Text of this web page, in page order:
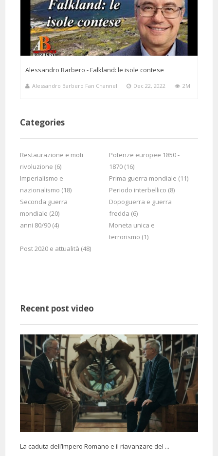
@sandrabi814Said: 5 Months 3 Days 2 Hours 31 Minutes ago
Commovente dibattito, sincero e obiettivo, in un momento storico in
@giuseppinadellorco9275 5 Months 3 Hours 6 Minutes ago
il prof.Barbero riesce sempre a presentare argomenti complessi con
la semplicità dei grandi maestri
passato e sapere di essere parte della storia
@stefaniamarletti798Said: 4 Months 6 Days 19 Hours 53 Minutes ago
Finalmente 3 persone che parlano di questa tragedia in modo
straordinariamente pagato e normale ma del resto tra persone
intelligenti ...
Alessandro Barbero - Falkland: le isole contese
Alessandro Barbero Fan Channel Dec 22, 2022 2M
Categories
Restaurazione e moti
rivoluzione (6)
Potenze europee 1850 -
1870 (16)
Imperialismo e
nazionalismo (18)
Prima guerra mondiale (11)
Periodo interbellico (8)
Seconda guerra
mondiale (20)
Dopoguerra e guerra
fredda (6)
anni 80/90 (4)
Moneta unica e
terrorismo (1)
Post 2020 e attualità (48)
Recent post video
La caduta dell’Impero Romano e il riavanzare del ...